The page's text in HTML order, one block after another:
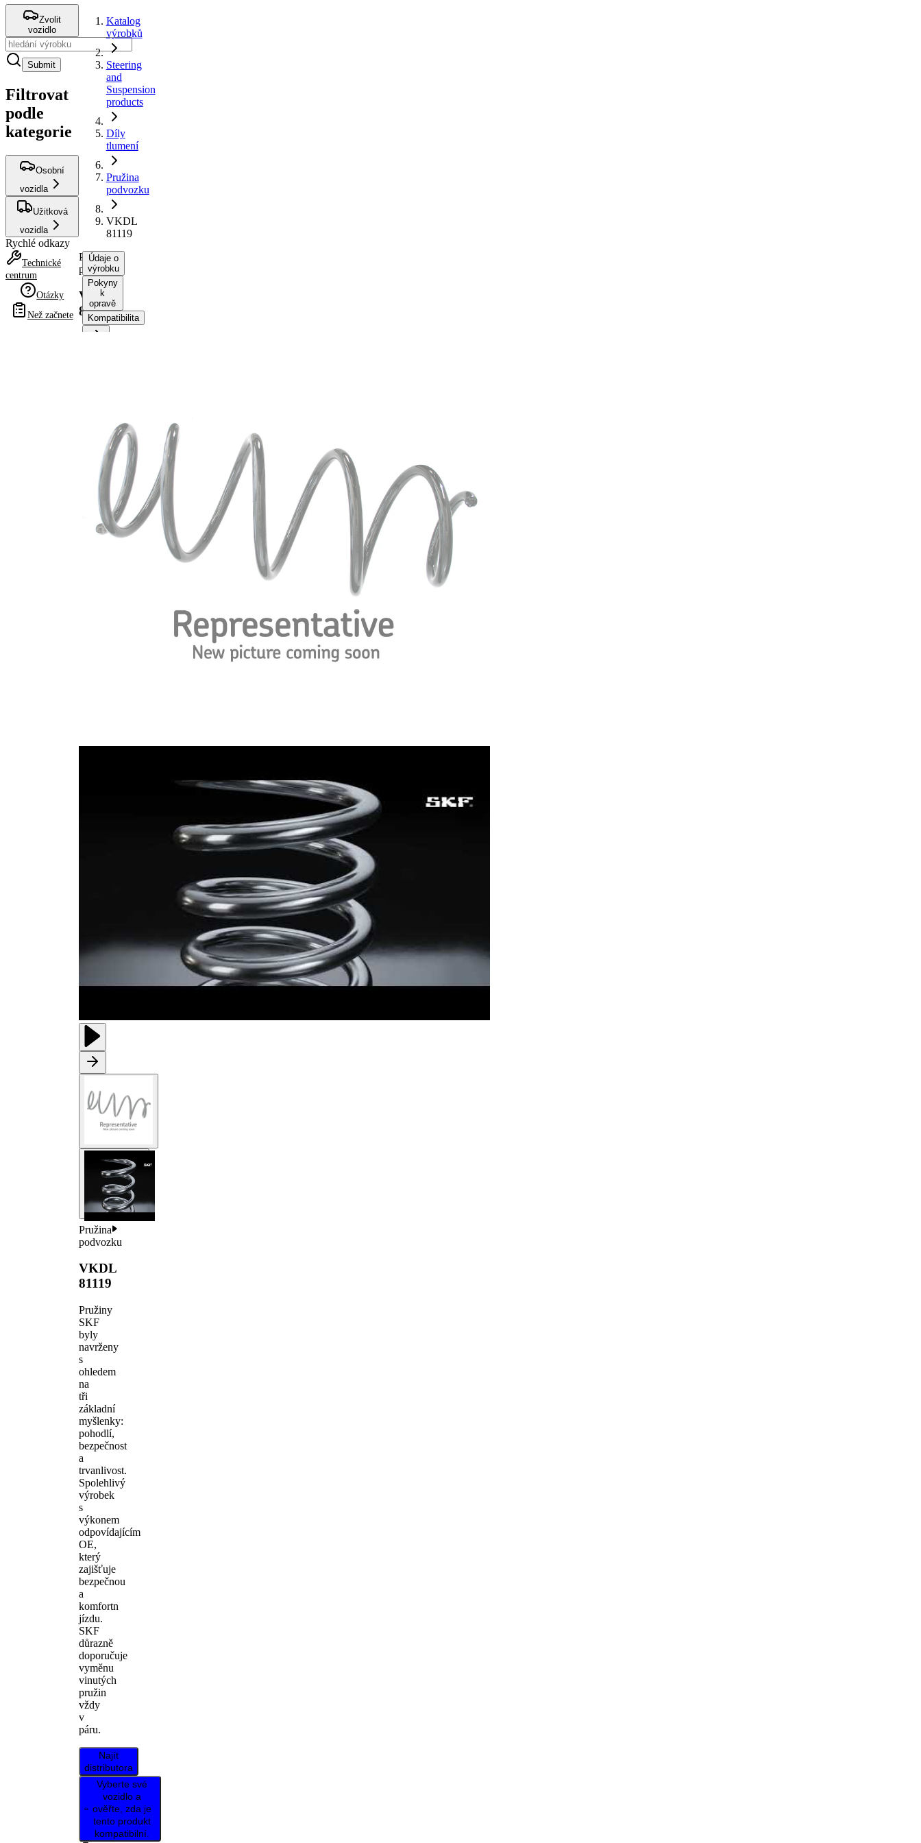
Zvolit
vozidlo
Submit
Filtrovat
podle
kategorie
Osobní
vozidla
Užitková
vozidla
Rychlé odkazy
Technické
centrum
Otázky
Než začnete
Katalog
výrobků
Steering
and
Suspension
products
Díly
tlumení
Pružina
podvozku
VKDL
81119
Pružina
podvozku
VKDL
81119
Pružina
podvozku
VKDL
81119
Pružiny
SKF
byly
navrženy
s
ohledem
na
tři
základní
myšlenky:
pohodlí,
bezpečnost
a
trvanlivost.
Spolehlivý
výrobek
s
výkonem
odpovídajícím
OE,
který
zajišťuje
bezpečnou
a
komfortn
jízdu.
SKF
důrazně
doporučuje
vyměnu
vinutých
pružin
vždy
v
páru.
Najít
distributora
Vyberte své
vozidlo a
ověřte, zda je
tento produkt
kompatibilní.
Údaje o
výrobku
Pokyny
k
opravě
Kompatibilita
Hmotnost
Tvar
pružiny
Šroubovitá
pružina s
konstatním
průměrem
průměr
164 mm
Průměr
drátu
12,50 mm